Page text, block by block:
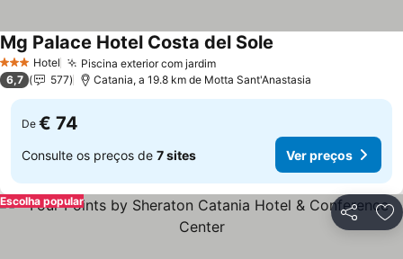
3 EstrelasHotel Piscina exterior com jardim
Mg Palace Hotel Costa del Sole
6,7 577 Catania, a 19.8 km de Motta Sant'Anastasia
De € 74
Consulte os preços de 7 sites Ver preços
Partilhar
Escolha popular